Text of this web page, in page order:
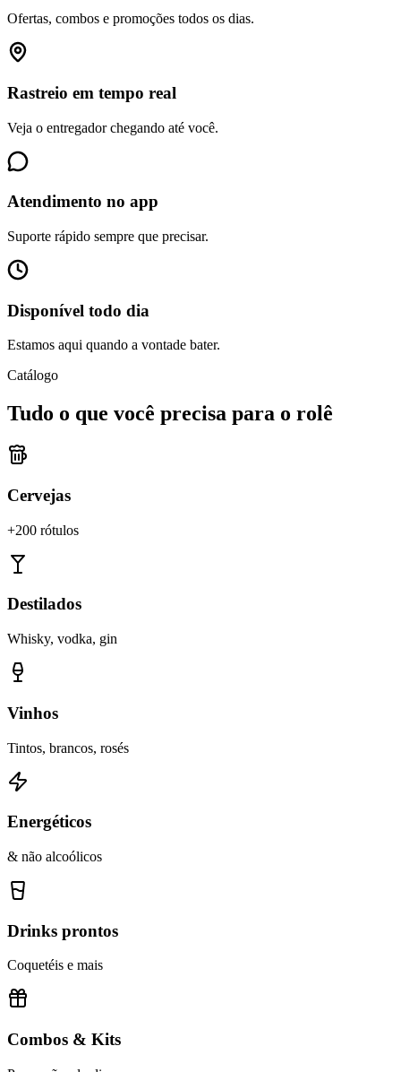
Ofertas, combos e promoções todos os dias.
Rastreio em tempo real
Veja o entregador chegando até você.
Atendimento no app
Suporte rápido sempre que precisar.
Disponível todo dia
Estamos aqui quando a vontade bater.
Catálogo
Tudo o que você precisa para o rolê
Cervejas
+200 rótulos
Destilados
Whisky, vodka, gin
Vinhos
Tintos, brancos, rosés
Energéticos
& não alcoólicos
Drinks prontos
Coquetéis e mais
Combos & Kits